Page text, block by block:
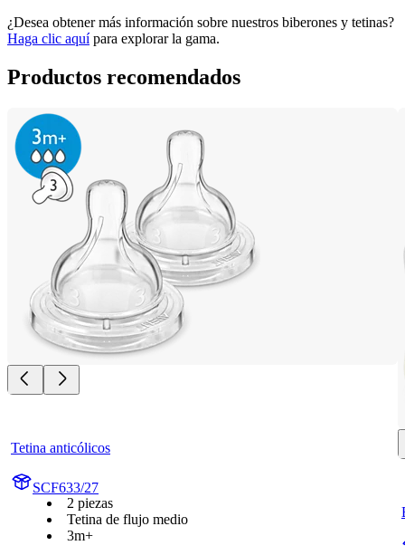
Haga clic aquí para explorar la gama.
Productos recomendados
Tetina anticólicos
SCF633/27
2 piezas
Tetina de flujo medio
3m+